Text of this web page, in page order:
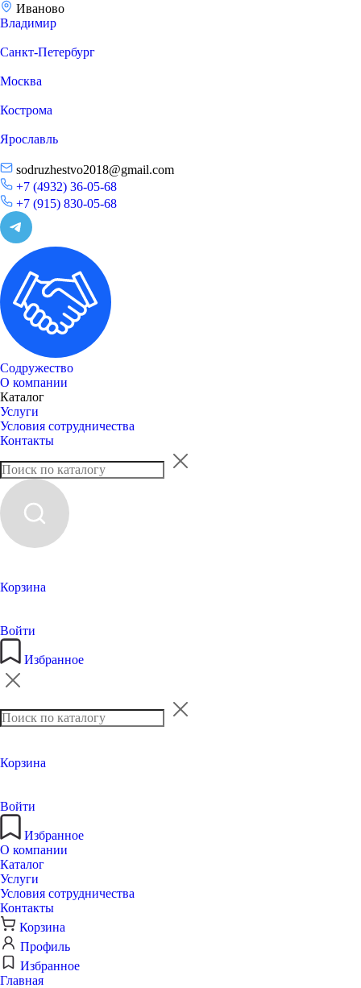
Иваново
Владимир
Санкт-Петербург
Москва
Кострома
Ярославль
sodruzhestvo2018@gmail.com
+7 (4932) 36-05-68
+7 (915) 830-05-68
Содружество
О компании
Каталог
Услуги
Условия сотрудничества
Контакты
Корзина
Войти
Избранное
Корзина
Войти
Избранное
О компании
Каталог
Услуги
Условия сотрудничества
Контакты
Корзина
Профиль
Избранное
Главная